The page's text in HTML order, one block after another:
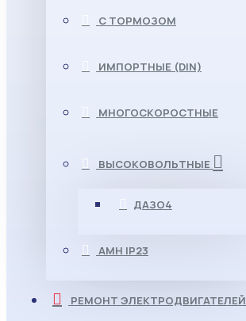
С ТОРМОЗОМ
ИМПОРТНЫЕ (DIN)
МНОГОСКОРОСТНЫЕ
ВЫСОКОВОЛЬТНЫЕ
ДАЗО4
АМН IP23
РЕМОНТ ЭЛЕКТРОДВИГАТЕЛЕЙ